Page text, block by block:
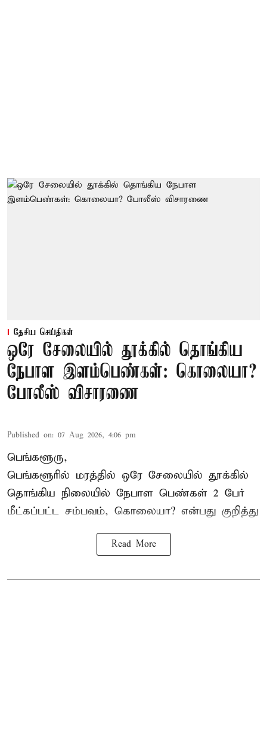
தேசிய செய்திகள்
ஒரே சேலையில் தூக்கில் தொங்கிய
நேபாள இளம்பெண்கள்: கொலையா?
போலீஸ் விசாரணை
Published on: 07 Aug 2026, 4:06 pm
பெங்களூரு,
பெங்களூரில் மரத்தில் ஒரே சேலையில் தூக்கில்
தொங்கிய நிலையில் நேபாள பெண்கள் 2 பேர்
மீட்கப்பட்ட சம்பவம், கொலையா? என்பது குறித்து
Read More